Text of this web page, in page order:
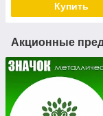
Купить
Акционные